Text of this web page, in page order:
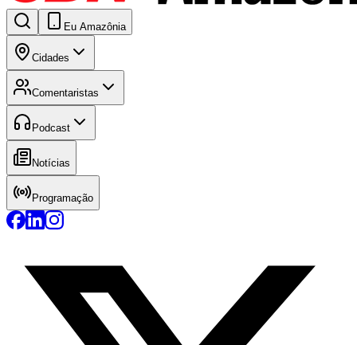
Eu Amazônia
Cidades
Comentaristas
Podcast
Notícias
Programação